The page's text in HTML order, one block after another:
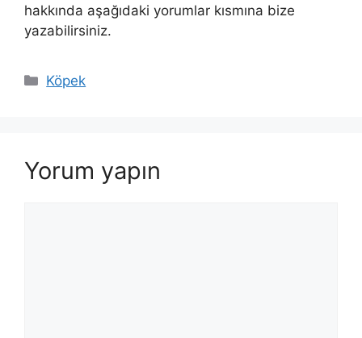
hakkında aşağıdaki yorumlar kısmına bize
yazabilirsiniz.
Kategoriler
Köpek
Yorum yapın